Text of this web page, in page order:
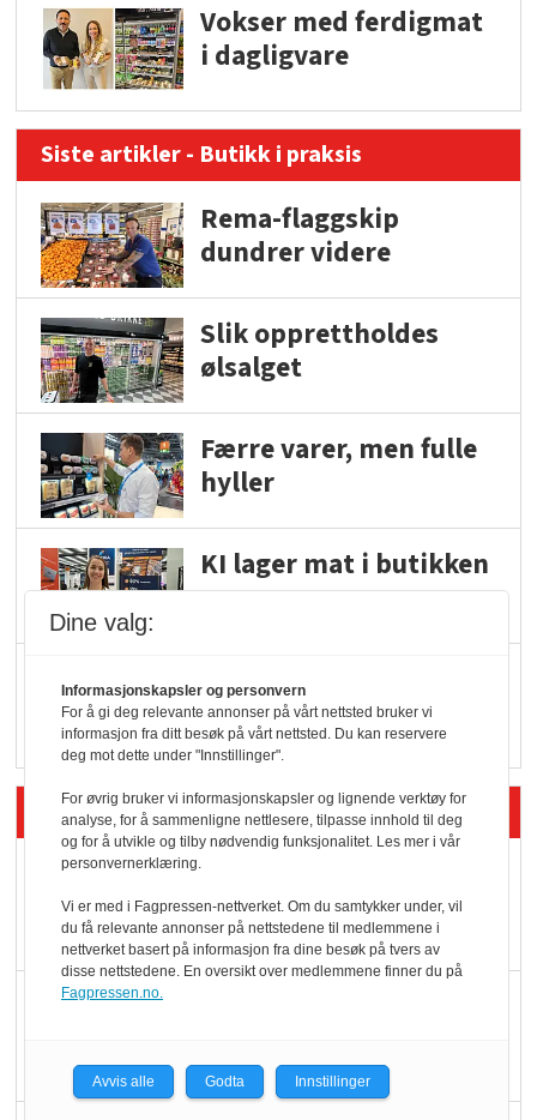
Vokser med ferdigmat
i dagligvare
Siste artikler - Butikk i praksis
Rema-flaggskip
dundrer videre
Slik opprettholdes
ølsalget
Færre varer, men fulle
hyller
KI lager mat i butikken
Q passerte 1 milliard i
Rema i 2025
Siste artikler - Økologisk
Kolonihagens norske
yoghurt: Trues av
melkemangel
hederspris
Dine valg:
Informasjonskapsler og personvern
For å gi deg relevante annonser på vårt nettsted bruker vi
informasjon fra ditt besøk på vårt nettsted. Du kan reservere
deg mot dette under "Innstillinger".
For øvrig bruker vi informasjonskapsler og lignende verktøy for
analyse, for å sammenligne nettlesere, tilpasse innhold til deg
og for å utvikle og tilby nødvendig funksjonalitet. Les mer i vår
personvernerklæring.
Vi er med i Fagpressen-nettverket. Om du samtykker under, vil
du få relevante annonser på nettstedene til medlemmene i
nettverket basert på informasjon fra dine besøk på tvers av
disse nettstedene. En oversikt over medlemmene finner du på
Fagpressen.no.
Avvis alle Godta Innstillinger